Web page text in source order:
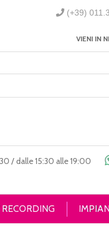
(+39)
VIENI IN
/ dalle 15:30 alle 19:00